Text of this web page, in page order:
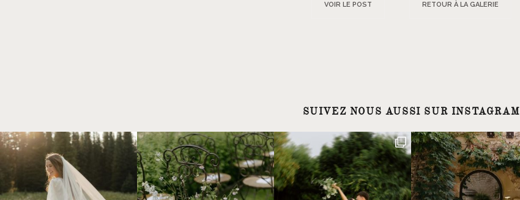
VOIR LE POST RETOUR À LA GALERIE
SUIVEZ NOUS AUSSI SUR INSTAGRAM